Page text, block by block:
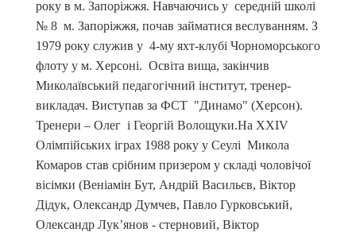
року в м. Запоріжжя. Навчаючись у середній школі
№ 8 м. Запоріжжя, почав займатися веслуванням. З
1979 року служив у 4-му яхт-клубі Чорноморського
флоту у м. Херсоні. Освіта вища, закінчив
Миколаївський педагогічний інститут, тренер-
викладач. Виступав за ФСТ "Динамо" (Херсон).
Тренери – Олег і Георгій Волощуки.На ХХІV
Олімпійських іграх 1988 року у Сеулі Микола
Комаров став срібним призером у складі чоловічої
вісімки (Веніамін Бут, Андрій Васильєв, Віктор
Дідук, Олександр Думчев, Павло Гурковський,
Олександр Лук’янов - стерновий, Віктор